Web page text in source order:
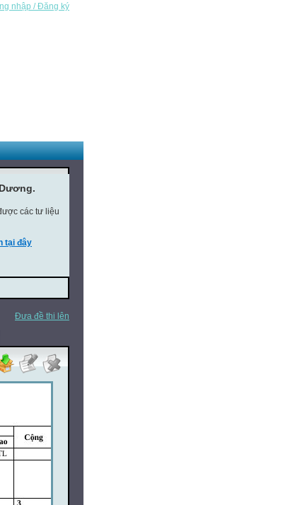
nhập / Đăng ký
các tư liệu
tại đây
Đưa đề thi lên